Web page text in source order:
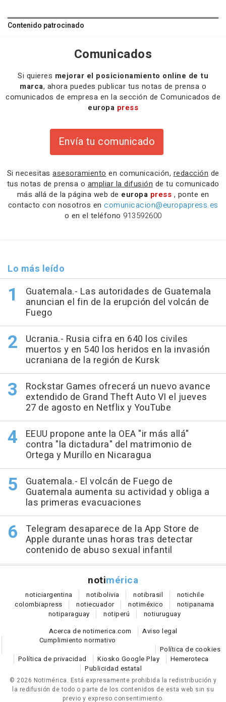
Contenido patrocinado
Comunicados
Si quieres mejorar el posicionamiento online de tu
marca, ahora puedes publicar tus notas de prensa o
comunicados de empresa en la sección de Comunicados de
europa press
Envía tu comunicado
Si necesitas asesoramiento en comunicación, redacción de
tus notas de prensa o ampliar la difusión de tu comunicado
más allá de la página web de europa press , ponte en
contacto con nosotros en comunicacion@europapress.es
o en el teléfono 913592600
Lo más leído
Guatemala.- Las autoridades de Guatemala
anuncian el fin de la erupción del volcán de
Fuego
Ucrania.- Rusia cifra en 640 los civiles
muertos y en 540 los heridos en la invasión
ucraniana de la región de Kursk
Rockstar Games ofrecerá un nuevo avance
extendido de Grand Theft Auto VI el jueves
27 de agosto en Netflix y YouTube
EEUU propone ante la OEA "ir más allá"
contra "la dictadura" del matrimonio de
Ortega y Murillo en Nicaragua
Guatemala.- El volcán de Fuego de
Guatemala aumenta su actividad y obliga a
las primeras evacuaciones
Telegram desaparece de la App Store de
Apple durante unas horas tras detectar
contenido de abuso sexual infantil
notimérica
noticiargentina notibolivia notibrasil notichile
colombiapress notiecuador notiméxico notipanama
notiparaguay notiperú notiuruguay
Acerca de notimerica.com
Aviso legal
Cumplimiento normativo
Política de cookies
Política de privacidad
Kiosko Google Play
Hemeroteca
Publicidad estatal
© 2026 Notimérica. Está expresamente prohibida la redistribución y
la redifusión de todo o parte de los contenidos de esta web sin su
previo y expreso consentimiento.